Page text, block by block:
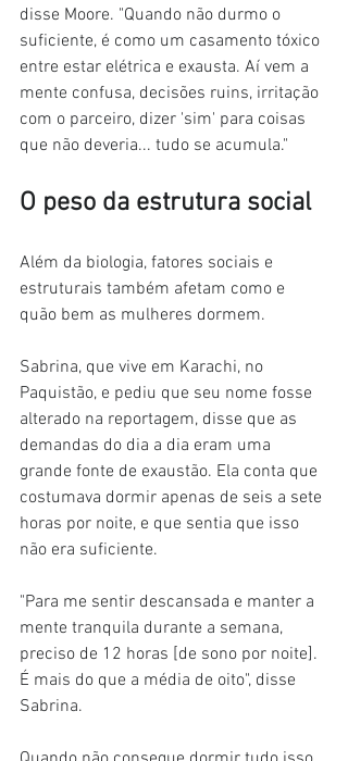
disse Moore. "Quando não durmo o
suficiente, é como um casamento tóxico
entre estar elétrica e exausta. Aí vem a
mente confusa, decisões ruins, irritação
com o parceiro, dizer 'sim' para coisas
que não deveria... tudo se acumula."
O peso da estrutura social
Além da biologia, fatores sociais e
estruturais também afetam como e
quão bem as mulheres dormem.
Sabrina, que vive em Karachi, no
Paquistão, e pediu que seu nome fosse
alterado na reportagem, disse que as
demandas do dia a dia eram uma
grande fonte de exaustão. Ela conta que
costumava dormir apenas de seis a sete
horas por noite, e que sentia que isso
não era suficiente.
"Para me sentir descansada e manter a
mente tranquila durante a semana,
preciso de 12 horas [de sono por noite].
É mais do que a média de oito", disse
Sabrina.